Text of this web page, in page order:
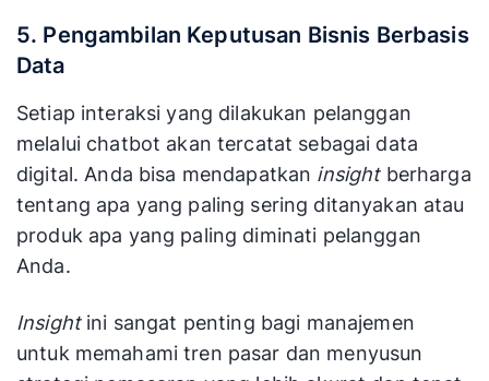
5. Pengambilan Keputusan Bisnis Berbasis
Data
Setiap interaksi yang dilakukan pelanggan
melalui chatbot akan tercatat sebagai data
digital. Anda bisa mendapatkan insightberharga
tentang apa yang paling sering ditanyakan atau
produk apa yang paling diminati pelanggan
Anda.
Insightini sangat penting bagi manajemen
untuk memahami tren pasar dan menyusun